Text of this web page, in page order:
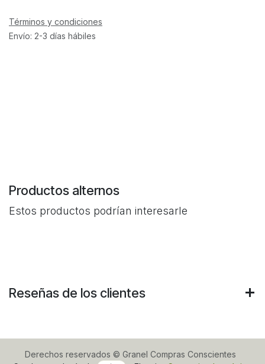
Términos y condiciones
Envío: 2-3 días hábiles
Productos alternos
Estos productos podrían interesarle
Reseñas de los clientes
Derechos reservados © Granel Compras Conscientes